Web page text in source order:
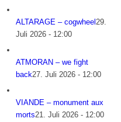
ALTARAGE – cogwheel29.
Juli 2026 - 12:00
ATMORAN – we fight
back27. Juli 2026 - 12:00
VIANDE – monument aux
morts21. Juli 2026 - 12:00